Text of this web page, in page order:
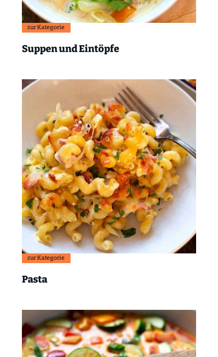
zur Kategorie
Suppen und Eintöpfe
zur Kategorie
Pasta